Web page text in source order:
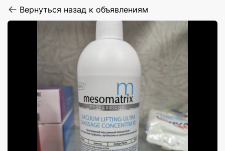
Вернуться назад к объявлениям